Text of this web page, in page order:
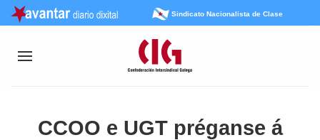
Sindicato Nacionalista de Clase
CCOO e UGT préganse á